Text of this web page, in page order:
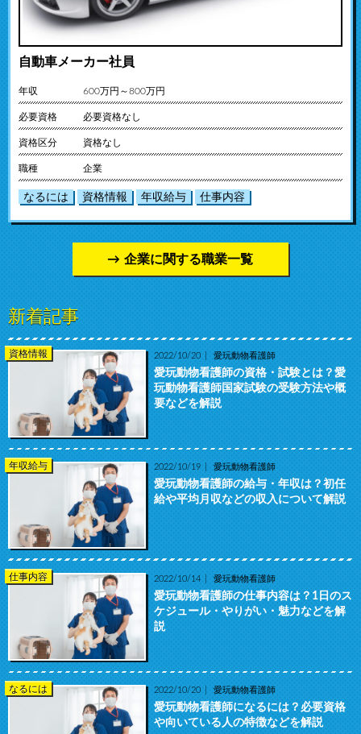
自動車メーカー社員
年収 600万円～800万円
必要資格 必要資格なし
資格区分 資格なし
職種 企業
なるには 資格情報 年収給与 仕事内容
企業に関する職業一覧
新着記事
資格情報 2022/10/20 愛玩動物看護師
愛玩動物看護師の資格・試験とは？愛
玩動物看護師国家試験の受験方法や概
要などを解説
年収給与 2022/10/19 愛玩動物看護師
愛玩動物看護師の給与・年収は？初任
給や平均月収などの収入について解説
仕事内容 2022/10/14 愛玩動物看護師
愛玩動物看護師の仕事内容は？1日のス
ケジュール・やりがい・魅力などを解
説
なるには 2022/10/20 愛玩動物看護師
愛玩動物看護師になるには？必要資格
や向いている人の特徴などを解説